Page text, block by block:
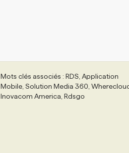
Mots clés associés : RDS, Application
Mobile, Solution Media 360,
Inovacom America, Rdsgo